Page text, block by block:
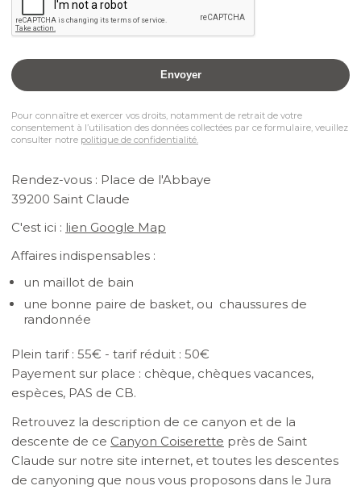
Pour connaître et exercer vos droits, notamment de retrait de votre
consentement à l’utilisation des données collectées par ce formulaire, veuillez
consulter notre politique de confidentialité.
Rendez-vous : Place de l'Abbaye
39200 Saint Claude
C'est ici : lien Google Map
Affaires indispensables :
un maillot de bain
une bonne paire de basket, ou chaussures de
randonnée
Plein tarif : 55€ - tarif réduit : 50€
Payement sur place : chèque, chèques vacances,
espèces, PAS de CB.
Retrouvez la description de ce canyon et de la
descente de ce Canyon Coiserette près de Saint
Claude sur notre site internet, et toutes les descentes
de canyoning que nous vous proposons dans le Jura